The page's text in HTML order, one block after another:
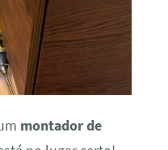
montador de